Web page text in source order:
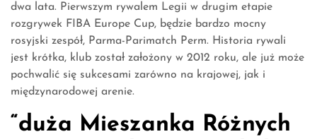
dwa lata. Pierwszym rywalem Legii w drugim etapie
rozgrywek FIBA Europe Cup, będzie bardzo mocny
rosyjski zespół, Parma-Parimatch Perm. Historia rywali
jest krótka, klub został założony w 2012 roku, ale już może
pochwalić się sukcesami zarówno na krajowej, jak i
międzynarodowej arenie.
“duża Mieszanka Różnych